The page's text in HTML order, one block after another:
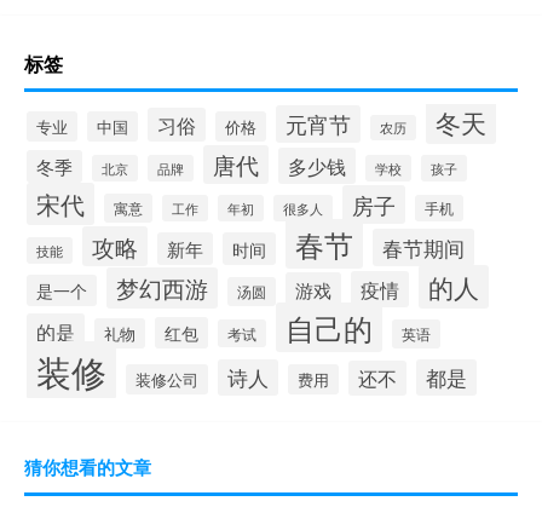
标签
专业 中国 习俗 价格 元宵节 农历 冬天
冬季 北京 品牌 唐代 多少钱 学校 孩子
宋代 寓意 工作 年初 很多人 房子 手机
技能 攻略 新年 时间 春节 春节期间
是一个 梦幻西游 汤圆 游戏 疫情 的人
的是 礼物 红包 考试 自己的 英语
装修 装修公司 诗人 费用 还不 都是
猜你想看的文章